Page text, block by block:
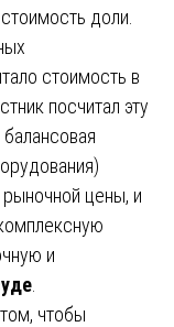
доли.
стоимость в
посчитал эту
цены, и
и
чтобы